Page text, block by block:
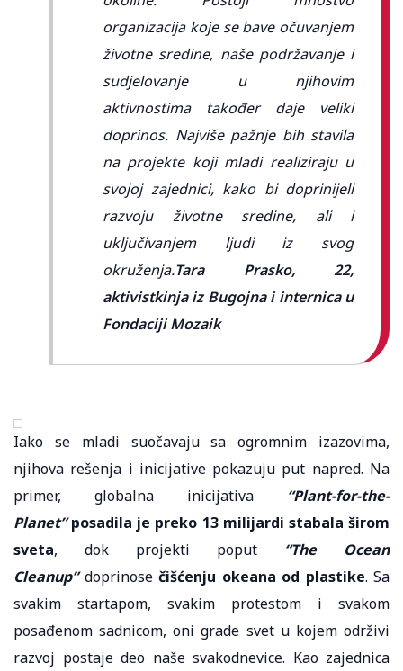
organizacija koje se bave očuvanjem
životne sredine, naše podržavanje i
sudjelovanje u njihovim
aktivnostima također daje veliki
doprinos. Najviše pažnje bih stavila
na projekte koji mladi realiziraju u
svojoj zajednici, kako bi doprinijeli
razvoju životne sredine, ali i
uključivanjem ljudi iz svog
okruženja.Tara Prasko, 22,
aktivistkinja iz Bugojna i internica u
Fondaciji Mozaik
Iako se mladi suočavaju sa ogromnim izazovima,
njihova rešenja i inicijative pokazuju put napred. Na
primer, globalna inicijativa “Plant-for-the-
Planet” posadila je preko 13 milijardi stabala širom
sveta, dok projekti poput “The Ocean
Cleanup” doprinose čišćenju okeana od plastike. Sa
svakim startapom, svakim protestom i svakom
posađenom sadnicom, oni grade svet u kojem održivi
razvoj postaje deo naše svakodnevice. Kao zajednica